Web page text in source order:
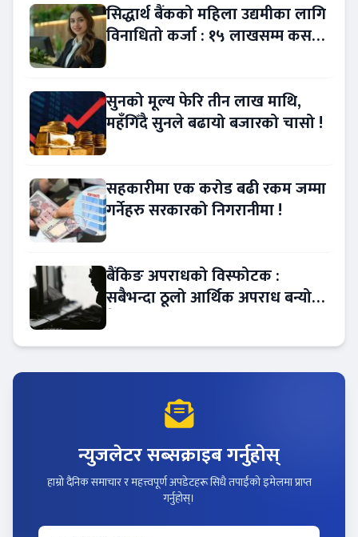
सिद्धार्थ बैंकको महिला उद्यमीका लागि
विनाधितो कर्जा : १५ लाखसम्म कसरी
सुनको मूल्य फेरि तीन लाख माथि,
महँगिँदै सुनले बढायो बजारको चासो !
सहकारीमा एक करोड बढी रकम जम्मा
गर्नेहरु सरकारको निगरानीमा !
बैंकिङ अपराधको विस्फोटक :
सबैभन्दा ठूलो आर्थिक अपराध बन्यो
न्युजलेटर सब्सक्राइब गर्नुहोस्
हाम्रो दैनिक समाचार र महत्त्वपूर्ण अपडेटहरू सिधै तपाईंको इमेलमा प्राप्त
गर्नुहोस्।